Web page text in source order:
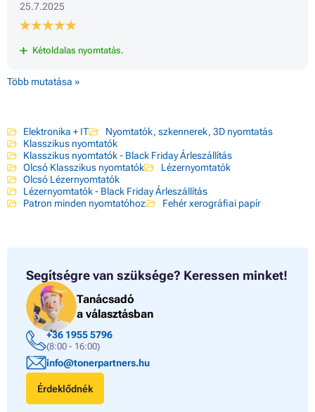
25.7.2025
Kétoldalas nyomtatás.
Több mutatása »
Elektronika + IT
Nyomtatók, szkennerek, 3D nyomtatás
Klasszikus nyomtatók
Klasszikus nyomtatók - Black Friday Árleszállítás
Olcsó Klasszikus nyomtatók
Lézernyomtatók
Olcsó Lézernyomtatók
Lézernyomtatók - Black Friday Árleszállítás
Patron minden nyomtatóhoz
Fehér xerográfiai papír
Segítségre van szüksége? Keressen minket!
Tanácsadó
a választásban
+36 1955 5796
(8:00 - 16:00)
info@tonerpartners.hu
Érdeklődnék